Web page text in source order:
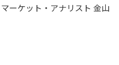
ーケット・アナリスト 金山